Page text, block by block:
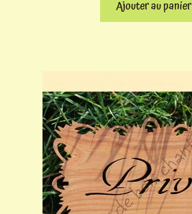
Ajouter au panier